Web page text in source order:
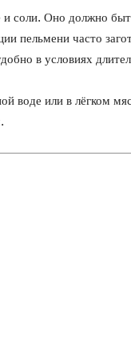
и соли. Оно должно
пельмени часто
в условиях
воде или в лёгком